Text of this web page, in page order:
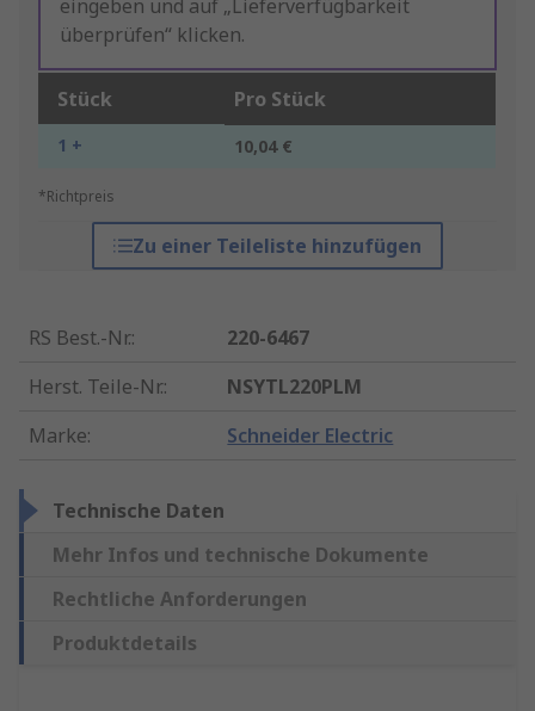
eingeben und auf „Lieferverfügbarkeit
überprüfen“ klicken.
Stück Pro Stück
1 + 10,04 €
*Richtpreis
Zu einer Teileliste hinzufügen
RS Best.-Nr.:
220-6467
Herst. Teile-Nr.:
NSYTL220PLM
Marke: Schneider Electric
Technische Daten
Mehr Infos und technische Dokumente
Rechtliche Anforderungen
Produktdetails